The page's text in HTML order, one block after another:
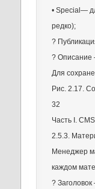
• Special—
редко);
?
? Описание
Для
Рис. 2.17.
32
Часть I.
2.5.3.
Менеджер
каждом
?